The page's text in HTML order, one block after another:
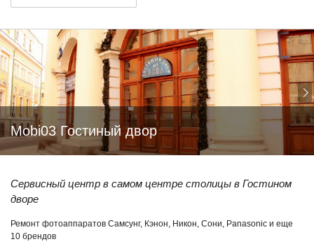
Mobi03 Гостиный двор
Сервисный центр в самом центре столицы в Гостином
дворе
Ремонт фотоаппаратов Самсунг, Кэнон, Никон, Сони, Panasonic и еще
10 брендов